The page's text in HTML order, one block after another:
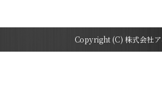
Copyright (C) 株式会社ア